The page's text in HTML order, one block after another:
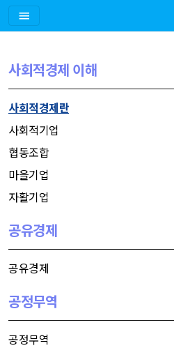
사회적경제 이해
사회적경제란
사회적기업
협동조합
마을기업
자활기업
공유경제
공유경제
공정무역
공정무역